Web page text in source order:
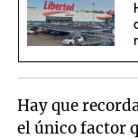
Hay que
el único factor